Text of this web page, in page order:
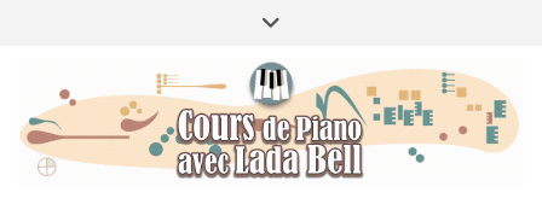
content
À PROPOS
RÉSERVEZ VOTRE COURS DE PIANO
SPOTIFY
YOUTUBE
INSTAGRAM